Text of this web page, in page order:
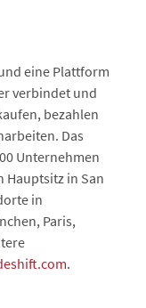
eine Plattform
verbindet und
bezahlen
Das
Unternehmen
Hauptsitz in San
in
Paris,
.